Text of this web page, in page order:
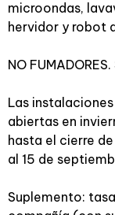
microondas,
hervidor y robot
NO
Las
abiertas en
hasta el cierre
al 15 de
Suplemento: